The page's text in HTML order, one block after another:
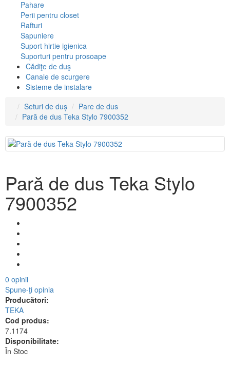
Pahare
Perii pentru closet
Rafturi
Sapuniere
Suport hirtie igienica
Suporturi pentru prosoape
Cădiţe de duş
Canale de scurgere
Sisteme de instalare
Seturi de duș
Pare de dus
Pară de dus Teka Stylo 7900352
Pară de dus Teka Stylo
7900352
0 opinii
Spune-ţi opinia
Producători:
TEKA
Cod produs:
7.1174
Disponibilitate:
În Stoc